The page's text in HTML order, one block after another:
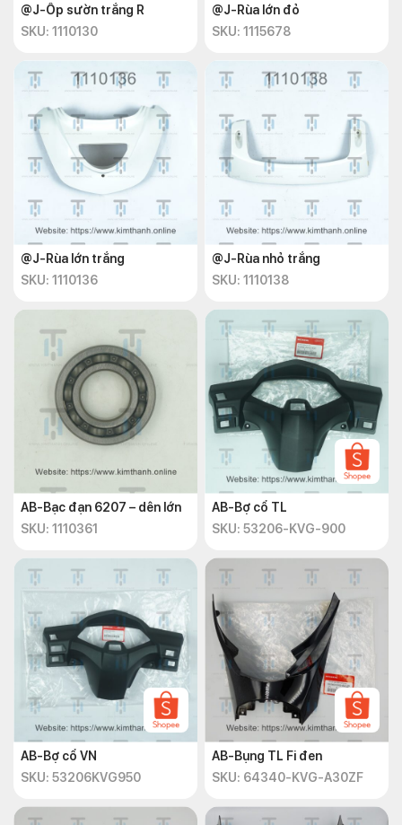
@J-Ốp sườn trắng R
SKU: 1110130
@J-Rùa lớn đỏ
SKU: 1115678
@J-Rùa lớn trắng
SKU: 1110136
@J-Rùa nhỏ trắng
SKU: 1110138
AB-Bạc đạn 6207 – dên lớn
SKU: 1110361
AB-Bợ cổ TL
SKU: 53206-KVG-900
AB-Bợ cổ VN
SKU: 53206KVG950
AB-Bụng TL Fi đen
SKU: 64340-KVG-A30ZF